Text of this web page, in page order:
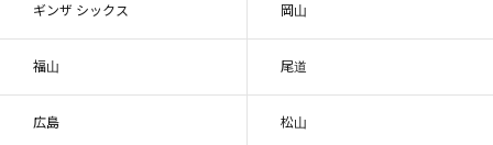
ギンザ シックス 岡山
福山 尾道
広島 松山